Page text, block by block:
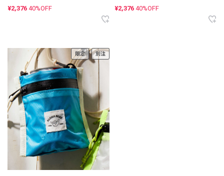
¥2,376 40%OFF ¥2,376 40%OFF
限定 別注